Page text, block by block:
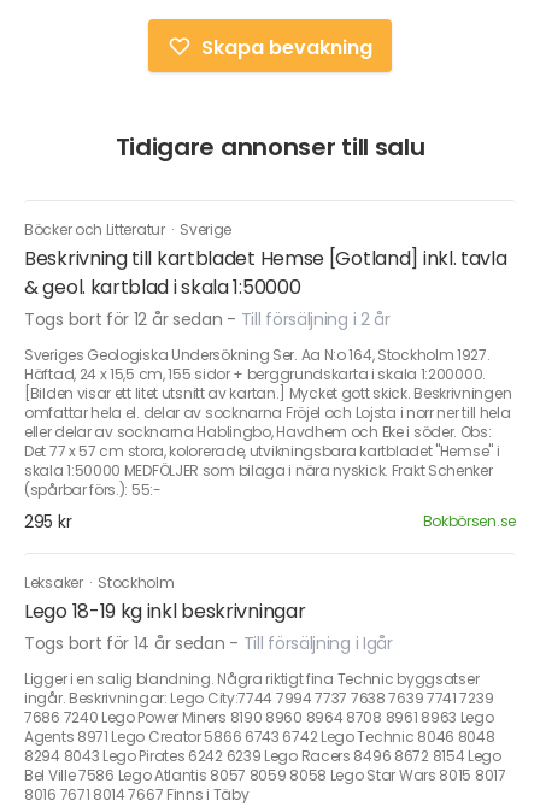
Skapa bevakning
Tidigare annonser till salu
Böcker och Litteratur · Sverige
Beskrivning till kartbladet Hemse [Gotland] inkl. tavla
& geol. kartblad i skala 1:50000
Togs bort för 12 år sedan - Till försäljning i 2 år
Sveriges Geologiska Undersökning Ser. Aa N:o 164, Stockholm 1927.
Häftad, 24 x 15,5 cm, 155 sidor + berggrundskarta i skala 1:200000.
[Bilden visar ett litet utsnitt av kartan.] Mycket gott skick. Beskrivningen
omfattar hela el. delar av socknarna Fröjel och Lojsta i norr ner till hela
eller delar av socknarna Hablingbo, Havdhem och Eke i söder. Obs:
Det 77 x 57 cm stora, kolorerade, utvikningsbara kartbladet "Hemse" i
skala 1:50000 MEDFÖLJER som bilaga i nära nyskick. Frakt Schenker
(spårbar förs.): 55:-
295 kr Bokbörsen.se
Leksaker · Stockholm
Lego 18-19 kg inkl beskrivningar
Togs bort för 14 år sedan - Till försäljning i Igår
Ligger i en salig blandning. Några riktigt fina Technic byggsatser
ingår. Beskrivningar: Lego City:7744 7994 7737 7638 7639 7741 7239
7686 7240 Lego Power Miners 8190 8960 8964 8708 8961 8963 Lego
Agents 8971 Lego Creator 5866 6743 6742 Lego Technic 8046 8048
8294 8043 Lego Pirates 6242 6239 Lego Racers 8496 8672 8154 Lego
Bel Ville 7586 Lego Atlantis 8057 8059 8058 Lego Star Wars 8015 8017
8016 7671 8014 7667 Finns i Täby